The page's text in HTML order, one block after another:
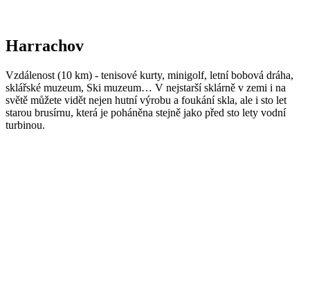
Harrachov
Vzdálenost (10 km) - tenisové kurty, minigolf, letní bobová dráha,
sklářské muzeum, Ski muzeum… V nejstarší sklárně v zemi i na
světě můžete vidět nejen hutní výrobu a foukání skla, ale i sto let
starou brusírnu, která je poháněna stejně jako před sto lety vodní
turbinou.